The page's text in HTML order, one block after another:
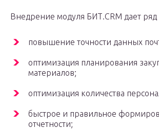
Внедрение модуля БИТ.CRM дает
повышение точности данных
оптимизация планирования
материалов;
оптимизация количества
быстрое и правильное
отчетности;